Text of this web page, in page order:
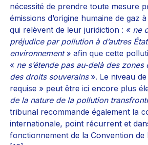
nécessité de prendre toute mesure
émissions d’origine humaine de gaz
qui relèvent de leur juridiction : « ne
préjudice par pollution à d’autres
environnement » afin que cette
« ne s’étende pas au-delà des
des droits souverains». Le niveau de
requise » peut être ici encore plus
de la nature de la pollution
tribunal recommande également la
internationale, point récurrent et
fonctionnement de la Convention de